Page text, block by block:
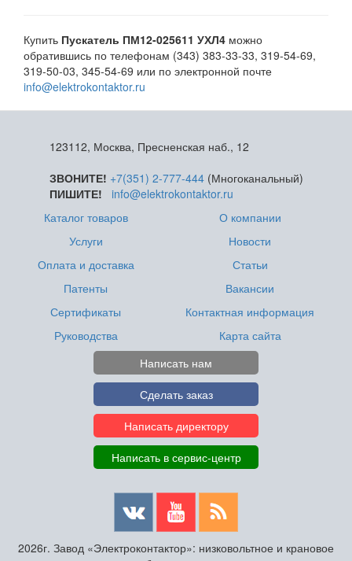
Купить Пускатель ПМ12-025611 УХЛ4 можно
обратившись по телефонам (343) 383-33-33, 319-54-69,
319-50-03, 345-54-69 или по электронной почте
info@elektrokontaktor.ru
123112, Москва, Пресненская наб., 12
ЗВОНИТЕ! +7(351) 2-777-444(Многоканальный)
ПИШИТЕ!
info@elektrokontaktor.ru
Каталог товаров
Услуги
Оплата и доставка
Патенты
Сертификаты
Руководства
О компании
Новости
Статьи
Вакансии
Контактная информация
Карта сайта
Написать нам
Сделать заказ
Написать директору
Написать в сервис-центр
2026г. Завод «Электроконтактор»: низковольтное и крановое